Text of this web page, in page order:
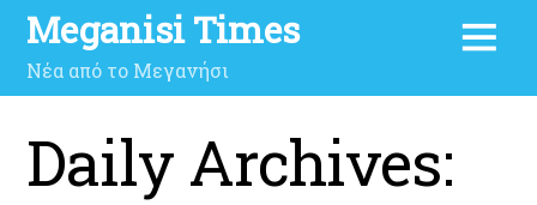
Meganisi Times
Νέα από το Μεγανήσι
Daily Archives: